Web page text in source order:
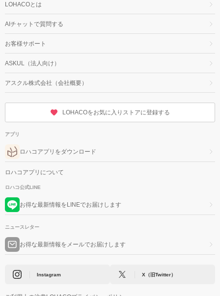
LOHACOとは
AIチャットで質問する
お客様サポート
ASKUL（法人向け）
アスクル株式会社（会社概要）
LOHACOをお気に入りストアに登録する
アプリ
ロハコアプリをダウンロード
ロハコアプリについて
ロハコ公式LINE
お得な最新情報をLINEでお届けします
ニュースレター
お得な最新情報をメールでお届けします
Instagram X（旧Twitter）